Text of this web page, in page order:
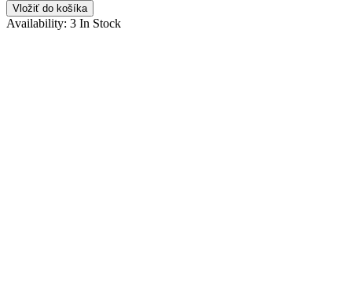
Vložiť do košíka
Availability: 3 In Stock